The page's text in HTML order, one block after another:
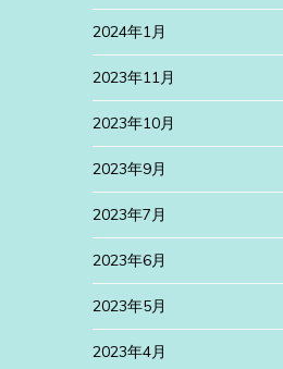
2024年1月
2023年11月
2023年10月
2023年9月
2023年7月
2023年6月
2023年5月
2023年4月